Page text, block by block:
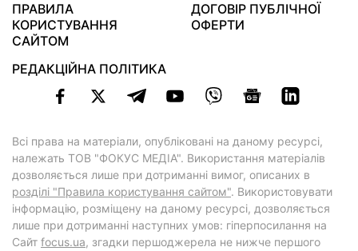
ПРАВИЛА
КОРИСТУВАННЯ
САЙТОМ
ДОГОВІР ПУБЛІЧНОЇ
ОФЕРТИ
РЕДАКЦІЙНА ПОЛІТИКА
Всі права на матеріали, опубліковані на даному ресурсі,
належать ТОВ "ФОКУС МЕДІА". Використання матеріалів
дозволяється лише при дотриманні вимог, описаних в
розділі "Правила користування сайтом". Використовувати
інформацію, розміщену на даному ресурсі, дозволяється
лише при дотриманні наступних умов: гіперпосилання на
Cайт focus.ua, згадки першоджерела не нижче першого